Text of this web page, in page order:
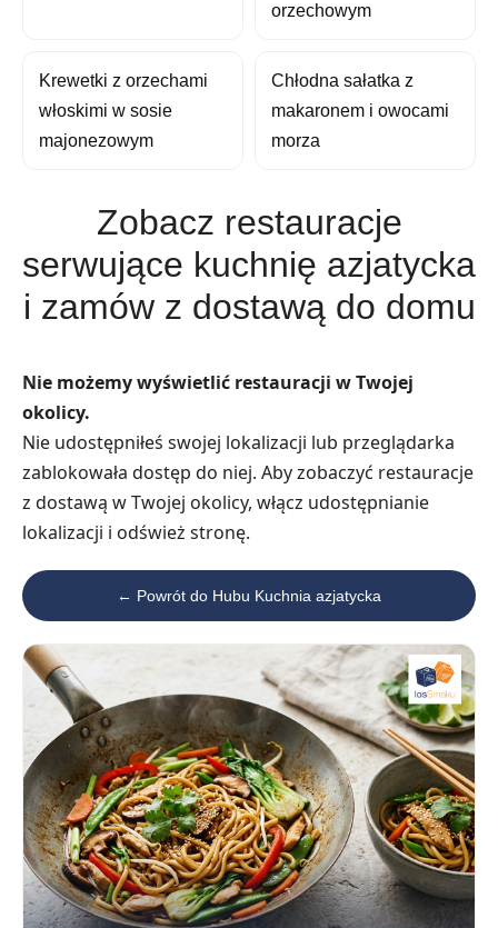
orzechowym
Krewetki z orzechami
włoskimi w sosie
majonezowym
Chłodna sałatka z
makaronem i owocami
morza
Zobacz restauracje
serwujące kuchnię azjatycka
i zamów z dostawą do domu
Nie możemy wyświetlić restauracji w Twojej
okolicy.
Nie udostępniłeś swojej lokalizacji lub przeglądarka
zablokowała dostęp do niej. Aby zobaczyć restauracje
z dostawą w Twojej okolicy, włącz udostępnianie
lokalizacji i odśwież stronę.
← Powrót do Hubu Kuchnia azjatycka